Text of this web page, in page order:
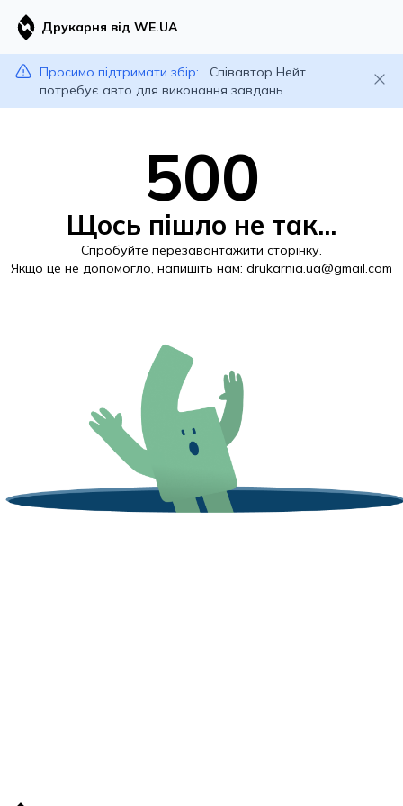
Друкарня від WE.UA
Просимо підтримати збір:
Співавтор Нейт
потребує авто для виконання завдань
500
Щось пішло не так...
Спробуйте перезавантажити сторінку.
Якщо це не допомогло, напишіть нам: drukarnia.ua@gmail.com